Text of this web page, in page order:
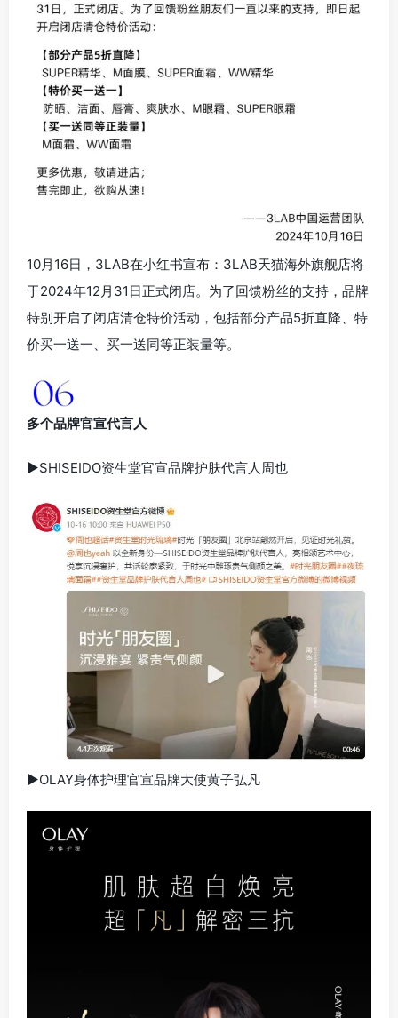
10月16日，3LAB在小红书宣布：3LAB天猫海外旗舰店将
于2024年12月31日正式闭店。为了回馈粉丝的支持，品牌
特别开启了闭店清仓特价活动，包括部分产品5折直降、特
价买一送一、买一送同等正装量等。
多个品牌官宣代言人
▶SHISEIDO资生堂官宣品牌护肤代言人周也
▶OLAY身体护理官宣品牌大使黄子弘凡